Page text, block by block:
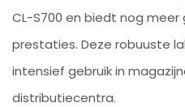
CL-S700 en biedt nog meer
prestaties. Deze robuuste
intensief gebruik in
distributiecentra.